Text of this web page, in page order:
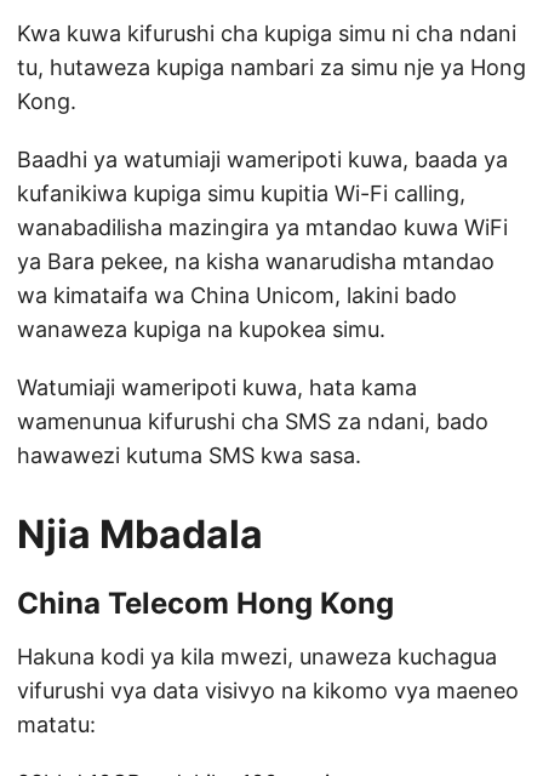
Kwa kuwa kifurushi cha kupiga simu ni cha ndani
tu, hutaweza kupiga nambari za simu nje ya Hong
Kong.
Baadhi ya watumiaji wameripoti kuwa, baada ya
kufanikiwa kupiga simu kupitia Wi-Fi calling,
wanabadilisha mazingira ya mtandao kuwa WiFi
ya Bara pekee, na kisha wanarudisha mtandao
wa kimataifa wa China Unicom, lakini bado
wanaweza kupiga na kupokea simu.
Watumiaji wameripoti kuwa, hata kama
wamenunua kifurushi cha SMS za ndani, bado
hawawezi kutuma SMS kwa sasa.
Njia Mbadala
China Telecom Hong Kong
Hakuna kodi ya kila mwezi, unaweza kuchagua
vifurushi vya data visivyo na kikomo vya maeneo
matatu: